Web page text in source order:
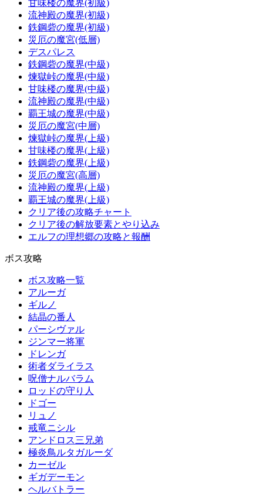
甘味楼の魔界(初級)
流神殿の魔界(初級)
鉄鋼砦の魔界(初級)
災厄の魔宮(低層)
デスパレス
鉄鋼砦の魔界(中級)
煉獄峠の魔界(中級)
甘味楼の魔界(中級)
流神殿の魔界(中級)
覇王城の魔界(中級)
災厄の魔宮(中層)
煉獄峠の魔界(上級)
甘味楼の魔界(上級)
鉄鋼砦の魔界(上級)
災厄の魔宮(高層)
流神殿の魔界(上級)
覇王城の魔界(上級)
クリア後の攻略チャート
クリア後の解放要素とやり込み
エルフの理想郷の攻略と報酬
ボス攻略
ボス攻略一覧
アルーガ
ギルノ
結晶の番人
パーシヴァル
ジンマー将軍
ドレンガ
術者ダライラス
呪僧ナルバラム
ロッドの守り人
ドゴー
リュノ
戒竜ニシル
アンドロス三兄弟
極炎鳥ルタガルーダ
カーゼル
ギガデーモン
ヘルバトラー